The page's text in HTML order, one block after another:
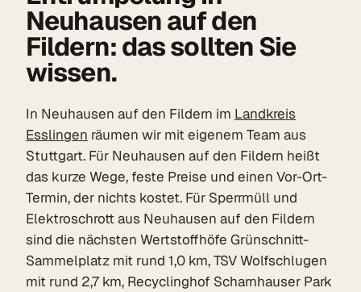
Neuhausen auf den
Fildern: das sollten Sie
wissen.
In Neuhausen auf den Fildern im Landkreis
Esslingen räumen wir mit eigenem Team aus
Stuttgart. Für Neuhausen auf den Fildern heißt
das kurze Wege, feste Preise und einen Vor-Ort-
Termin, der nichts kostet. Für Sperrmüll und
Elektroschrott aus Neuhausen auf den Fildern
sind die nächsten Wertstoffhöfe Grünschnitt-
Sammelplatz mit rund 1,0 km, TSV Wolfschlugen
mit rund 2,7 km, Recyclinghof Scharnhauser Park